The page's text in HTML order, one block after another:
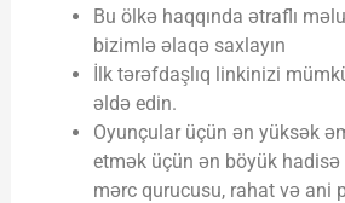
Bu ölkə haqqında ətraflı
bizimlə əlaqə saxlayın
İlk tərəfdaşlıq linkinizi
əldə edin.
Oyunçular üçün ən yüksək
etmək üçün ən böyük hadisə
mərc qurucusu, rahat və ani